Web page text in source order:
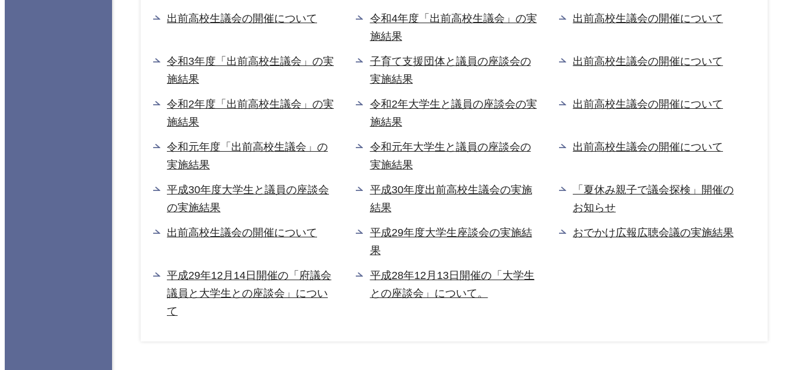
出前高校生議会の開催について
令和4年度「出前高校生議会」の実
施結果
出前高校生議会の開催について
令和3年度「出前高校生議会」の実
施結果
子育て支援団体と議員の座談会の
実施結果
出前高校生議会の開催について
令和2年度「出前高校生議会」の実
施結果
令和2年大学生と議員の座談会の実
施結果
出前高校生議会の開催について
令和元年度「出前高校生議会」の
実施結果
令和元年大学生と議員の座談会の
実施結果
出前高校生議会の開催について
平成30年度大学生と議員の座談会
の実施結果
平成30年度出前高校生議会の実施
結果
「夏休み親子で議会探検」開催の
お知らせ
出前高校生議会の開催について
平成29年度大学生座談会の実施結
果
おでかけ広報広聴会議の実施結果
平成29年12月14日開催の「府議会
議員と大学生との座談会」につい
て
平成28年12月13日開催の「大学生
との座談会」について。